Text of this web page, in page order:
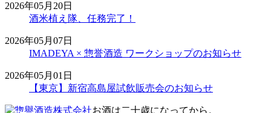
2026年05月20日
酒米植え隊、任務完了！
2026年05月07日
IMADEYA × 惣誉酒造 ワークショップのお知らせ
2026年05月01日
【東京】新宿高島屋試飲販売会のお知らせ
お酒は二十歳になってから。